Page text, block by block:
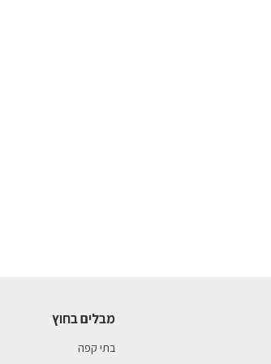
מבלים בחוץ
בתי קפה